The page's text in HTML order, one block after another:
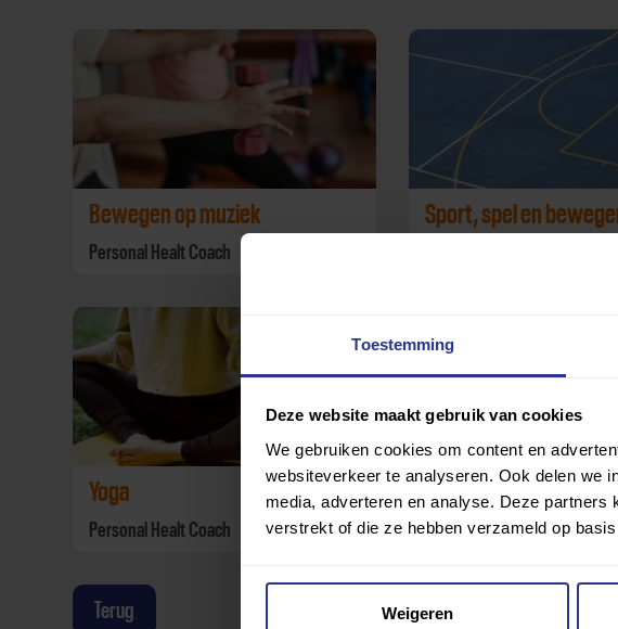
Toestemming
Deze website maakt gebruik van cookies
We gebruiken cookies om content en
websiteverkeer te analyseren. Ook delen we
media, adverteren en analyse. Deze partners
verstrekt of die ze hebben verzameld op
Weigeren
Bewegen op muziek
Personal Healt Coach
Sport, spel en
Yoga
Personal Healt Coach
Terug